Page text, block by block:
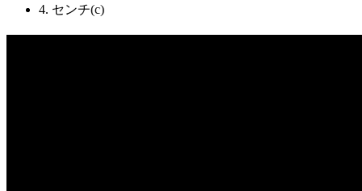
4. センチ(c)